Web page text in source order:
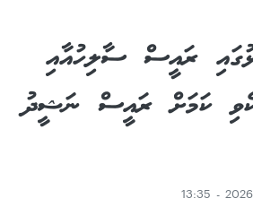
ރައީސް ސާލިހުއާއި
ކަމަށް ރައީސް ނަޝީދު